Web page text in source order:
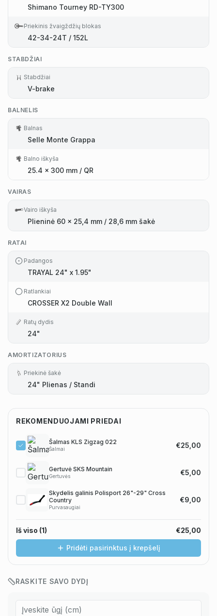
Shimano Tourney RD-TY300
Priekinis žvaigždžių blokas
42-34-24T / 152L
STABDŽIAI
Stabdžiai
V-brake
BALNELIS
Balnas
Selle Monte Grappa
Balno iškyša
25.4 x 300 mm / QR
VAIRAS
Vairo iškyša
Plieninė 60 x 25,4 mm / 28,6 mm šakė
RATAI
Padangos
TRAYAL 24" x 1.95"
Ratlankiai
CROSSER X2 Double Wall
Ratų dydis
24"
AMORTIZATORIUS
Priekinė šakė
24" Plienas / Standi
REKOMENDUOJAMI PRIEDAI
Šalmas KLS Zigzag 022
Šalmai €25,00
Gertuvė SKS Mountain
Gertuvės €5,00
Skydelis galinis Polisport 26"-29" Cross
Country
Purvasaugiai
€9,00
Iš viso (1) €25,00
Pridėti pasirinktus į krepšelį
RASKITE SAVO DYDĮ